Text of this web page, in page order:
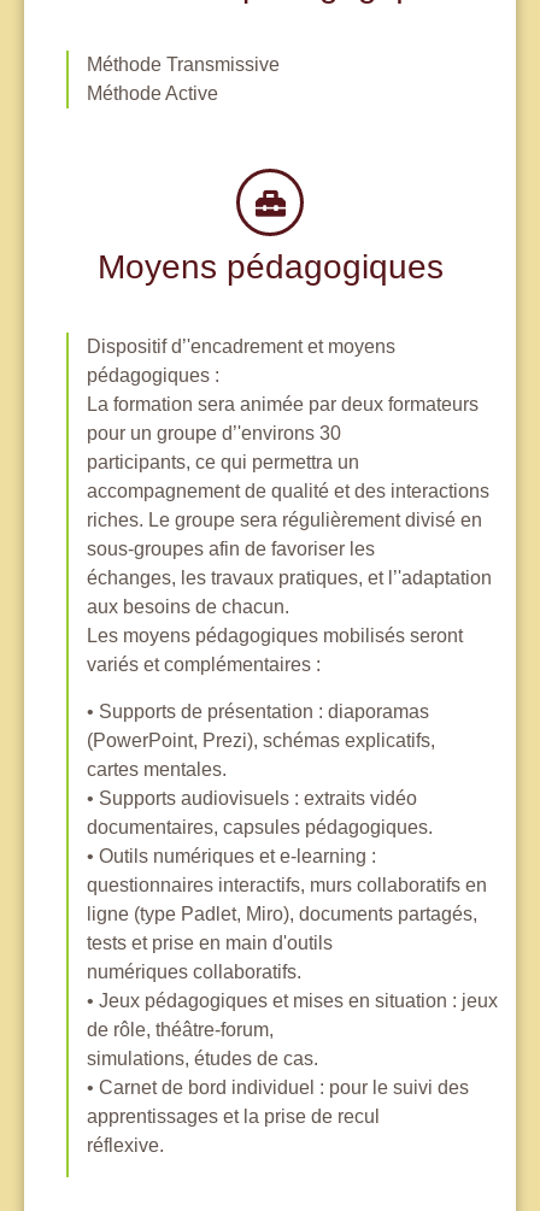
Méthode Transmissive
Méthode Active
Moyens pédagogiques
Dispositif d’'encadrement et moyens
pédagogiques :
La formation sera animée par deux formateurs
pour un groupe d’'environs 30
participants, ce qui permettra un
accompagnement de qualité et des interactions
riches. Le groupe sera régulièrement divisé en
sous-groupes afin de favoriser les
échanges, les travaux pratiques, et l’'adaptation
aux besoins de chacun.
Les moyens pédagogiques mobilisés seront
variés et complémentaires :
• Supports de présentation : diaporamas
(PowerPoint, Prezi), schémas explicatifs,
cartes mentales.
• Supports audiovisuels : extraits vidéo
documentaires, capsules pédagogiques.
• Outils numériques et e-learning :
questionnaires interactifs, murs collaboratifs en
ligne (type Padlet, Miro), documents partagés,
tests et prise en main d'outils
numériques collaboratifs.
• Jeux pédagogiques et mises en situation : jeux
de rôle, théâtre-forum,
simulations, études de cas.
• Carnet de bord individuel : pour le suivi des
apprentissages et la prise de recul
réflexive.